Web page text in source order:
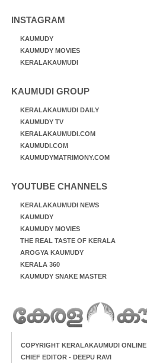
INSTAGRAM
KAUMUDY
KAUMUDY MOVIES
KERALAKAUMUDI
KAUMUDI GROUP
KERALAKAUMUDI DAILY
KAUMUDY TV
KERALAKAUMUDI.COM
KAUMUDI.COM
KAUMUDYMATRIMONY.COM
YOUTUBE CHANNELS
KERALAKAUMUDI NEWS
KAUMUDY
KAUMUDY MOVIES
THE REAL TASTE OF KERALA
AROGYA KAUMUDY
KERALA 360
KAUMUDY SNAKE MASTER
COPYRIGHT KERALAKAUMUDI ONLINE
CHIEF EDITOR - DEEPU RAVI